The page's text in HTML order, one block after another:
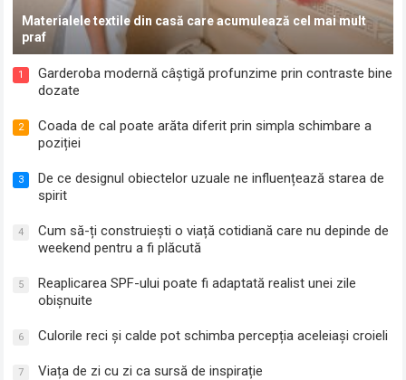
Materialele textile din casă care acumulează cel mai mult
praf
1
Garderoba modernă câștigă profunzime prin contraste bine
dozate
2
Coada de cal poate arăta diferit prin simpla schimbare a
poziției
3
De ce designul obiectelor uzuale ne influențează starea de
spirit
4
Cum să-ți construiești o viață cotidiană care nu depinde de
weekend pentru a fi plăcută
5
Reaplicarea SPF-ului poate fi adaptată realist unei zile
obișnuite
6 Culorile reci și calde pot schimba percepția aceleiași croieli
7 Viața de zi cu zi ca sursă de inspirație